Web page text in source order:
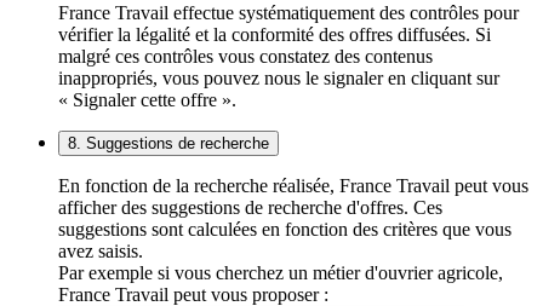
France Travail effectue systématiquement des contrôles pour
vérifier la légalité et la conformité des offres diffusées. Si
malgré ces contrôles vous constatez des contenus
inappropriés, vous pouvez nous le signaler en cliquant sur
« Signaler cette offre ».
8. Suggestions de recherche
En fonction de la recherche réalisée, France Travail peut vous
afficher des suggestions de recherche d'offres. Ces
suggestions sont calculées en fonction des critères que vous
avez saisis.
Par exemple si vous cherchez un métier d'ouvrier agricole,
France Travail peut vous proposer :